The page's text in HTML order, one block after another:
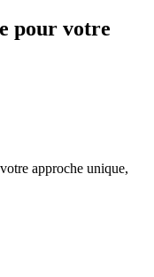
pour votre
approche unique,